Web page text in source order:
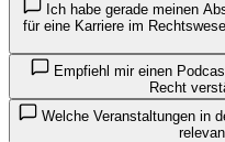
Ich habe gerade meinen Abschluss gemacht und interessiere mich
für eine Karriere im
Empfiehl mir einen Podcast, der aktuelle Entwicklungen in KI im
Recht